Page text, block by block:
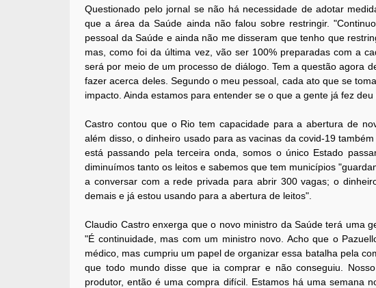
Questionado pelo jornal se não há necessidade de adotar
que a área da Saúde ainda não falou sobre restringir.
pessoal da Saúde e ainda não me disseram que tenho que
mas, como foi da última vez, vão ser 100% preparadas com a
será por meio de um processo de diálogo. Tem a questão agora
fazer acerca deles. Segundo o meu pessoal, cada ato que se
impacto. Ainda estamos para entender se o que a gente já fez
Castro contou que o Rio tem capacidade para a abertura de
além disso, o dinheiro usado para as vacinas da covid-19
está passando pela terceira onda, somos o único Estado
diminuímos tanto os leitos e sabemos que tem municípios
a conversar com a rede privada para abrir 300 vagas; o
demais e já estou usando para a abertura de leitos".
Claudio Castro enxerga que o novo ministro da Saúde terá uma
"É continuidade, mas com um ministro novo. Acho que o
médico, mas cumpriu um papel de organizar essa batalha pela
que todo mundo disse que ia comprar e não conseguiu.
produtor, então é uma compra difícil. Estamos há uma semana